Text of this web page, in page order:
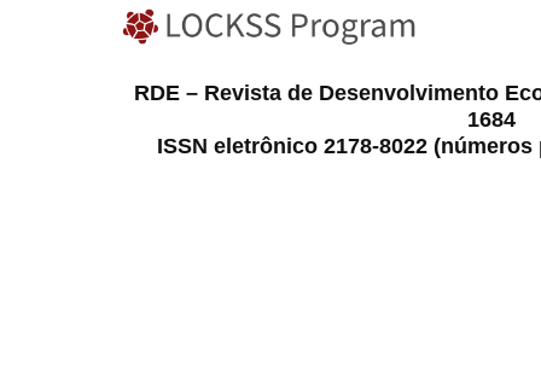
RDE – Revista de Desenvolvimento
1684
ISSN eletrônico 2178-8022